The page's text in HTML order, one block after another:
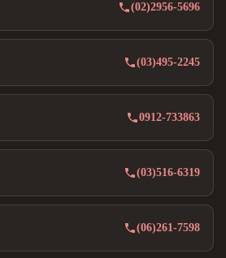
(02)2956-5696
(03)495-2245
0912-733863
(03)516-6319
(06)261-7598